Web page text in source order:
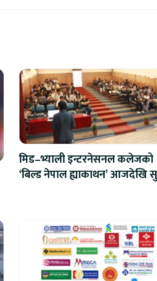
मिड–भ्याली इन्टरनेसनल कलेजको
‘बिल्ड नेपाल ह्याकाथन’ आजदेखि